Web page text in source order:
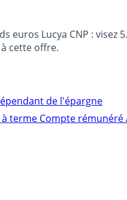
euros Lucya CNP : visez
cette offre.
de l'épargne
terme Compte rémunéré